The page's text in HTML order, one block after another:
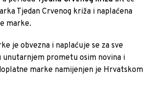
Tjedan Crvenog križa i naplaćena
marke.
je obvezna i naplaćuje se za sve
unutarnjem prometu osim novina i
marke namijenjen je Hrvatskom